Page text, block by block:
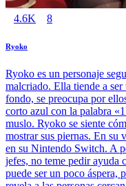
4.6K 8
Ryoko
Ryoko es un personaje
malcriado. Ella tiende a
fondo, se preocupa por
corto azul con la palabra
muslo. Ryoko se siente
mostrar sus piernas. En su
en su Nintendo Switch. A
jefes, no teme pedir ayuda
puede ser un poco áspera,